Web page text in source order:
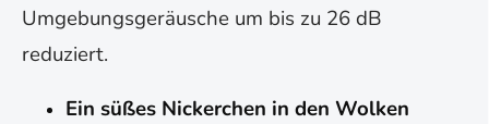
Umgebungsgeräusche um bis zu 26 dB
reduziert.
Ein süßes Nickerchen in den Wolken